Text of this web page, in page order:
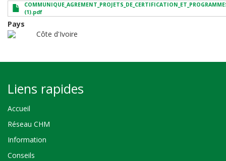
(1).pdf
Pays
Côte d'Ivoire
Liens rapides
Accueil
Réseau CHM
Information
Conseils